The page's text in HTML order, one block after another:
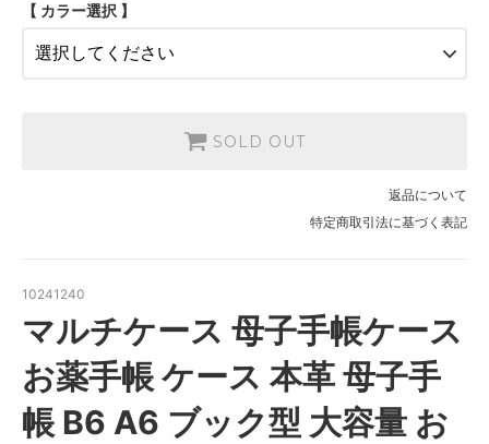
ラベンダー
SOLD OUT
オリーブ
SOLD OUT
【 カラー選択 】
SOLD OUT
返品について
特定商取引法に基づく表記
10241240
マルチケース 母子手帳ケース
お薬手帳 ケース 本革 母子手
帳 B6 A6 ブック型 大容量 お